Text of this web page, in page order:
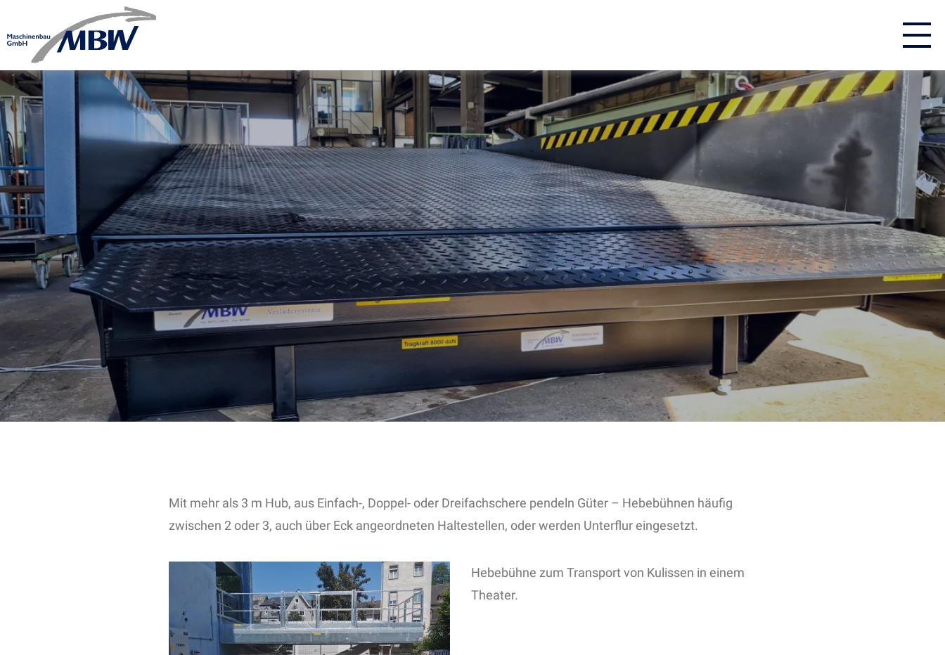
Mit mehr als 3 m Hub, aus Einfach-, Doppel- oder Dreifachschere pendeln Güter – Hebebühnen häufig
zwischen 2 oder 3, auch über Eck angeordneten Haltestellen, oder werden Unterflur eingesetzt.
Hebebühne zum Transport von Kulissen in einem
Theater.